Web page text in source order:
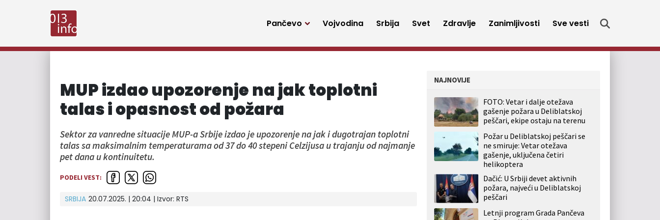
Pančevo Vojvodina Srbija Svet Zdravlje Zanimljivosti Sve vesti
MUP izdao upozorenje na jak toplotni
talas i opasnost od požara
Sektor za vanredne situacije MUP-a Srbije izdao je upozorenje na jak i dugotrajan toplotni
talas sa maksimalnim temperaturama od 37 do 40 stepeni Celzijusa u trajanju od najmanje
pet dana u kontinuitetu.
PODELI VEST:
SRBIJA 20.07.2025. | 20:04 | Izvor: RTS
NAJNOVIJE
FOTO: Vetar i dalje otežava
gašenje požara u Deliblatskoj
peščari, ekipe ostaju na terenu
Požar u Deliblatskoj peščari se
ne smiruje: Vetar otežava
gašenje, uključena četiri
helikoptera
Dačić: U Srbiji devet aktivnih
požara, najveći u Deliblatskoj
peščari
Letnji program Grada Pančeva